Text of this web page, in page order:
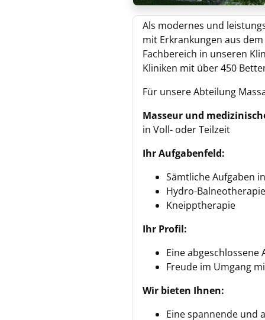
Als modernes und
mit Erkrankungen aus
Fachbereich in unseren
Kliniken mit über 450
Für unsere Abteilung
Masseur und
in Voll- oder Teilzeit
Ihr Aufgabenfeld:
Sämtliche Aufgaben
Hydro-Balneotherapie
Kneipptherapie
Ihr Profil:
Eine
Freude im Umgang
Wir bieten Ihnen:
Eine spannende und